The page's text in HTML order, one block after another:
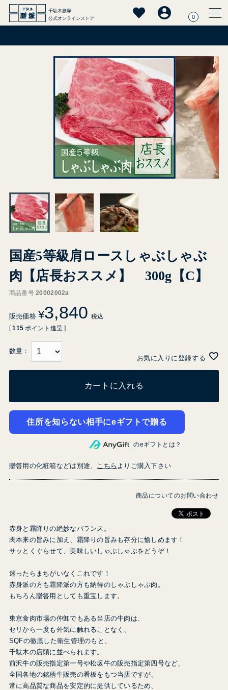
千駄木腰塚
公式オンラインストア
0
国産5等級肩ロースしゃぶしゃぶ
肉【店長おススメ】 300g【C】
商品番号 20002002a
販売価格 ¥3,840 税込
[ 115 ポイント進呈 ]
お気に入りに登録する
カートに入れる
住所を知らない相手にeギフトで贈る
のeギフトとは？
贈答用の化粧箱などは別途、 こちら よりご購入下さい
商品についてのお問い合わせ
赤身と霜降りの絶妙なバランス。
肉本来の旨みに加え、霜降りの旨みも存分に愉しめます！
サッとくぐらせて、美味しいしゃぶしゃぶをどうぞ！
迷ったらまちがいなくこれです！
赤身派の方も霜降派の方も納得のしゃぶしゃぶ肉。
もちろん贈答用としても重宝します。
東京食肉市場の仲卸でもある当店の牛肉は、
セリから一度も外気に触れることなく、
SQFの徹底した衛生管理のもと、
千駄木の店頭に並べられます。
前沢牛の販売指定第一号や松坂牛の販売指定第四号など、
全国各地の銘柄牛販売の看板をもつ当店ですが、
常に高品質な商品を安定的に提供しているため、